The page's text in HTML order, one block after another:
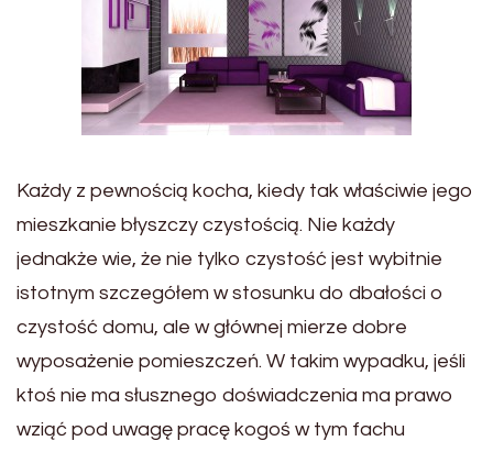
Każdy z pewnością kocha, kiedy tak właściwie jego
mieszkanie błyszczy czystością. Nie każdy
jednakże wie, że nie tylko czystość jest wybitnie
istotnym szczegółem w stosunku do dbałości o
czystość domu, ale w głównej mierze dobre
wyposażenie pomieszczeń. W takim wypadku, jeśli
ktoś nie ma słusznego doświadczenia ma prawo
wziąć pod uwagę pracę kogoś w tym fachu